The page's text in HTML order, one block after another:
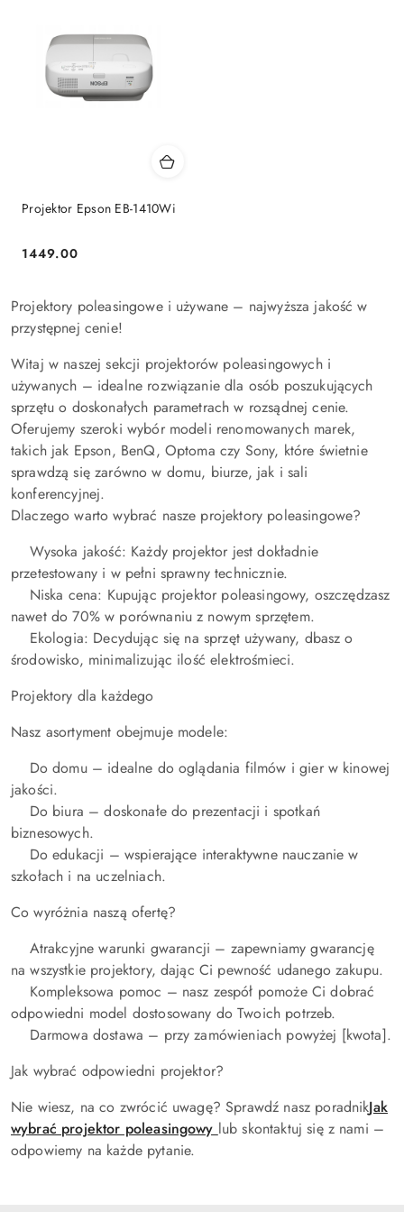
Projektor Epson EB-1410Wi
Cena:
1449.00
Projektory poleasingowe i używane – najwyższa jakość w
przystępnej cenie!
Witaj w naszej sekcji projektorów poleasingowych i
używanych – idealne rozwiązanie dla osób poszukujących
sprzętu o doskonałych parametrach w rozsądnej cenie.
Oferujemy szeroki wybór modeli renomowanych marek,
takich jak Epson, BenQ, Optoma czy Sony, które świetnie
sprawdzą się zarówno w domu, biurze, jak i sali
konferencyjnej.
Dlaczego warto wybrać nasze projektory poleasingowe?
Wysoka jakość: Każdy projektor jest dokładnie
przetestowany i w pełni sprawny technicznie.
Niska cena: Kupując projektor poleasingowy, oszczędzasz
nawet do 70% w porównaniu z nowym sprzętem.
Ekologia: Decydując się na sprzęt używany, dbasz o
środowisko, minimalizując ilość elektrośmieci.
Projektory dla każdego
Nasz asortyment obejmuje modele:
Do domu – idealne do oglądania filmów i gier w kinowej
jakości.
Do biura – doskonałe do prezentacji i spotkań
biznesowych.
Do edukacji – wspierające interaktywne nauczanie w
szkołach i na uczelniach.
Co wyróżnia naszą ofertę?
Atrakcyjne warunki gwarancji – zapewniamy gwarancję
na wszystkie projektory, dając Ci pewność udanego zakupu.
Kompleksowa pomoc – nasz zespół pomoże Ci dobrać
odpowiedni model dostosowany do Twoich potrzeb.
Darmowa dostawa – przy zamówieniach powyżej [kwota].
Jak wybrać odpowiedni projektor?
Nie wiesz, na co zwrócić uwagę? Sprawdź nasz poradnikJak
wybrać projektor poleasingowy lub skontaktuj się z nami –
odpowiemy na każde pytanie.